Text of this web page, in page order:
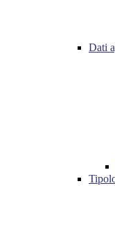
Dati